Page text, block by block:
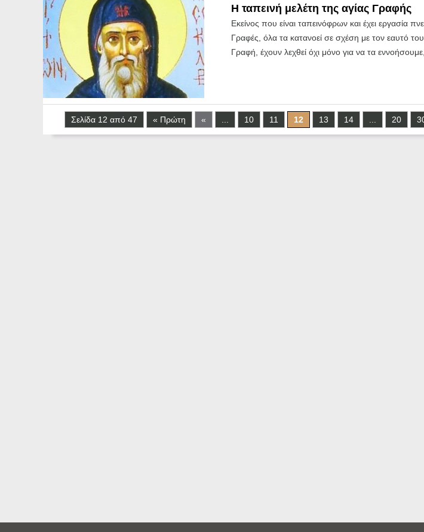
Η ταπεινή μελέτη της αγίας Γραφής
Εκείνος που είναι ταπεινόφρων και έχει εργασία
Γραφές, όλα τα κατανοεί σε σχέση με τον εαυτό
Γραφή, έχουν λεχθεί όχι μόνο για να τα
Σελίδα 12 από 47 « Πρώτη « 10 11 12 13 14 20